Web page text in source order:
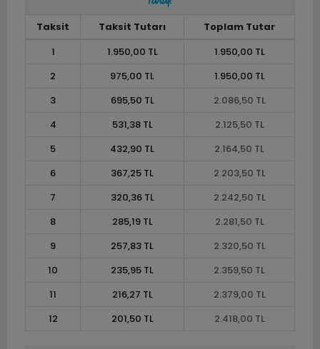
Taksit Taksit Tutarı
Toplam Tutar
1
1.950,00 TL
1.950,00 TL
2
975,00 TL
1.950,00 TL
3
695,50 TL
2.086,50 TL
4
531,38 TL
2.125,50 TL
5
432,90 TL
2.164,50 TL
6
367,25 TL
2.203,50 TL
7
320,36 TL
2.242,50 TL
8
285,19 TL
2.281,50 TL
9
257,83 TL
2.320,50 TL
10
235,95 TL
2.359,50 TL
11
216,27 TL
2.379,00 TL
12
201,50 TL 2.418,00 TL